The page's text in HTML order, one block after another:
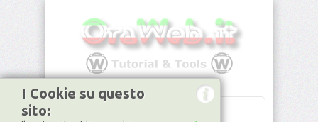
I Cookie su questo
sito: